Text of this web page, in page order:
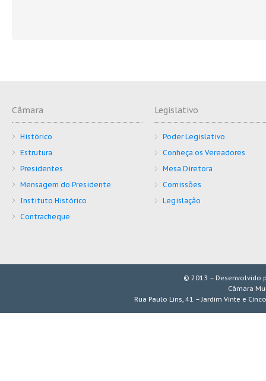
Câmara
Histórico
Estrutura
Presidentes
Mensagem do Presidente
Instituto Histórico
Contracheque
Legislativo
Poder Legislativo
Conheça os Vereadores
Mesa Diretora
Comissões
Legislação
© 2013 – Desenvolvido
Câmara
Rua Paulo Lins, 41 – Jardim Vinte e